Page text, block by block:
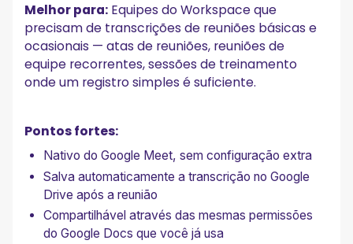
Melhor para: Equipes do Workspace que
precisam de transcrições de reuniões básicas e
ocasionais — atas de reuniões, reuniões de
equipe recorrentes, sessões de treinamento
onde um registro simples é suficiente.
Pontos fortes:
Nativo do Google Meet, sem configuração extra
Salva automaticamente a transcrição no Google
Drive após a reunião
Compartilhável através das mesmas permissões
do Google Docs que você já usa